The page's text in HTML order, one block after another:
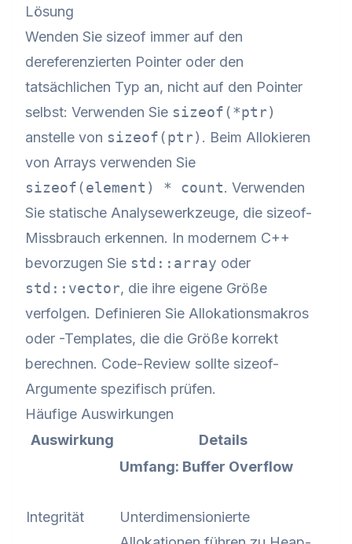
Lösung
Wenden Sie sizeof immer auf den
dereferenzierten Pointer oder den
tatsächlichen Typ an, nicht auf den Pointer
selbst: Verwenden Sie sizeof(*ptr)
anstelle von sizeof(ptr) . Beim Allokieren
von Arrays verwenden Sie
sizeof(element) * count. Verwenden
Sie statische Analysewerkzeuge, die sizeof-
Missbrauch erkennen. In modernem C++
bevorzugen Sie std::array oder
std::vector, die ihre eigene Größe
verfolgen. Definieren Sie Allokationsmakros
oder -Templates, die die Größe korrekt
berechnen. Code-Review sollte sizeof-
Argumente spezifisch prüfen.
Häufige Auswirkungen
Auswirkung
Details
Integrität
Umfang: Buffer Overflow
Unterdimensionierte